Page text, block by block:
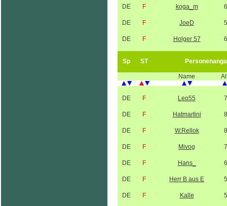
DE F koga_m
DE F JoeD
DE F Holger 57
Sp ST
Name
DE F Leo55
DE F Hatmartini
DE F W.Rellok
DE F Mivog
DE F Hans_
DE F Herr B aus E
DE F Kalle